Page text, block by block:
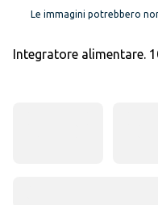
Le immagini potrebbero
Integratore alimentare.